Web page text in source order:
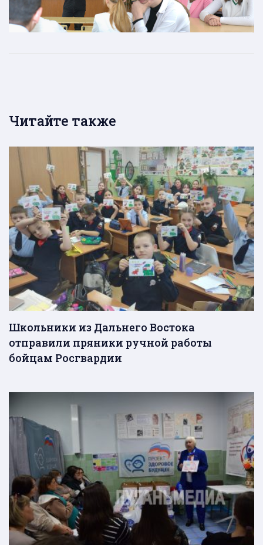
Читайте также
Школьники из Дальнего Востока
отправили пряники ручной работы
бойцам Росгвардии